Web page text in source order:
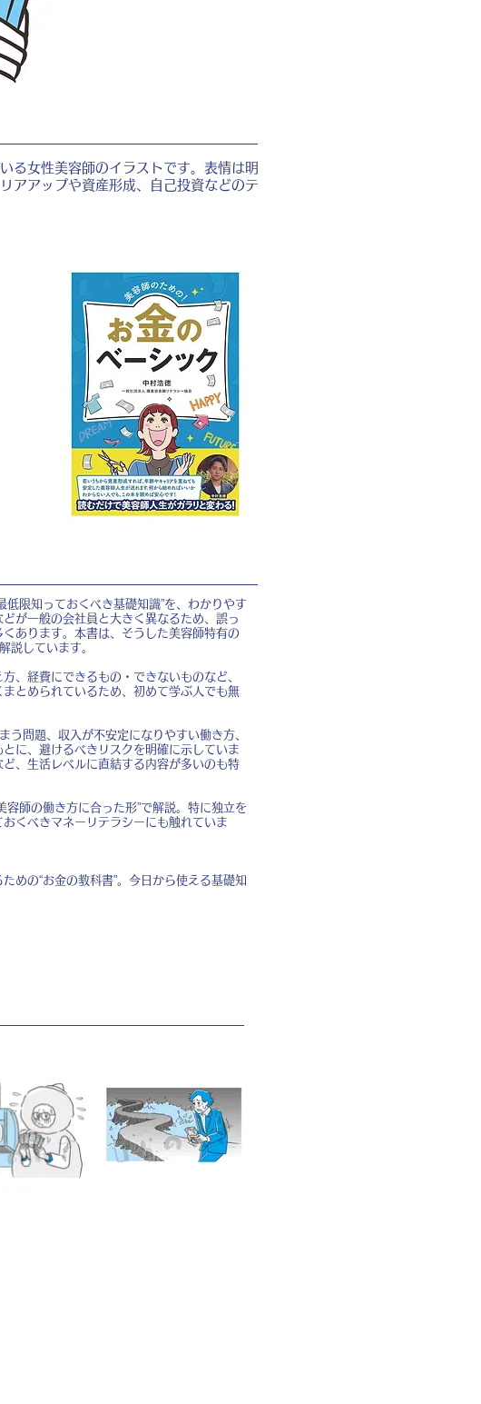
る女性美容師のイラストです。表情は明
アアップや資産形成、自己投資などのテ
低限知っておくべき基礎知識”を、わかりやす
が一般の会社員と大きく異なるため、誤っ
あります。本書は、そうした美容師特有の
説しています。
、経費にできるもの・できないものなど、
とめられているため、初めて学ぶ人でも無
う問題、収入が不安定になりやすい働き方、
に、避けるべきリスクを明確に示していま
、生活レベルに直結する内容が多いのも特
師の働き方に合った形”で解説。特に独立を
くべきマネーリテラシーにも触れていま
めの“お金の教科書”。今日から使える基礎知